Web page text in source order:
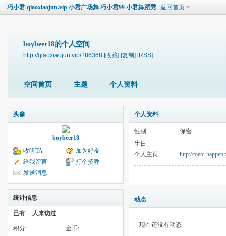
巧小君 qiaoxiaojun.vip 小君广场舞 巧小君99 小君舞蹈秀 返回首页
boybeer18的个人空间
http://qiaoxiaojun.vip/?86368 [收藏] [复制] [RSS]
空间首页 主题 个人资料
头像
boybeer18
收听TA
加为好友
给我留言
打个招呼
发送消息
统计信息
已有 -- 人来访过
积分: -- 金币: --
个人资料
性别
保密
生日
个人主页
http://toetc-
动态
现在还没有动态